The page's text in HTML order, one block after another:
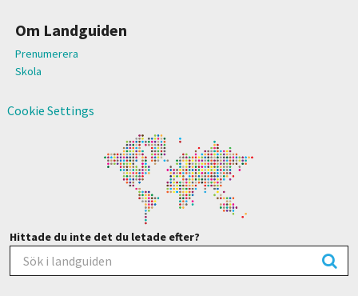
Om Landguiden
Prenumerera
Skola
Cookie Settings
Hittade du inte det du letade efter?